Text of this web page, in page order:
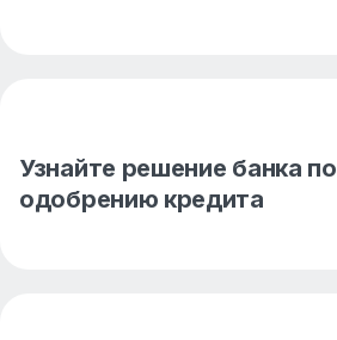
Узнайте решение банка по
одобрению кредита